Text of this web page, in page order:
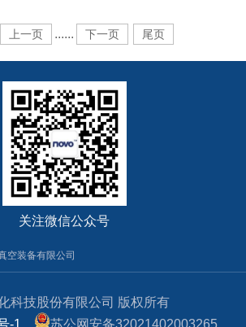
上一页 ...... 下一页 尾页
关注微信公众号
空装备有限公司
科技股份有限公司 版权所有